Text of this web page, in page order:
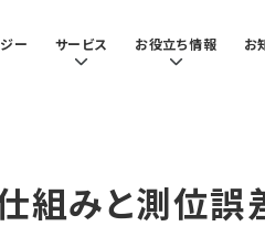
ー サービス お役立ち情報 お
組みと測位誤